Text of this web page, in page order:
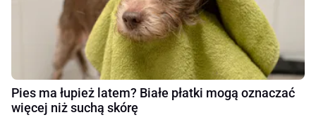
Pies ma łupież latem? Białe płatki mogą oznaczać
więcej niż suchą skórę